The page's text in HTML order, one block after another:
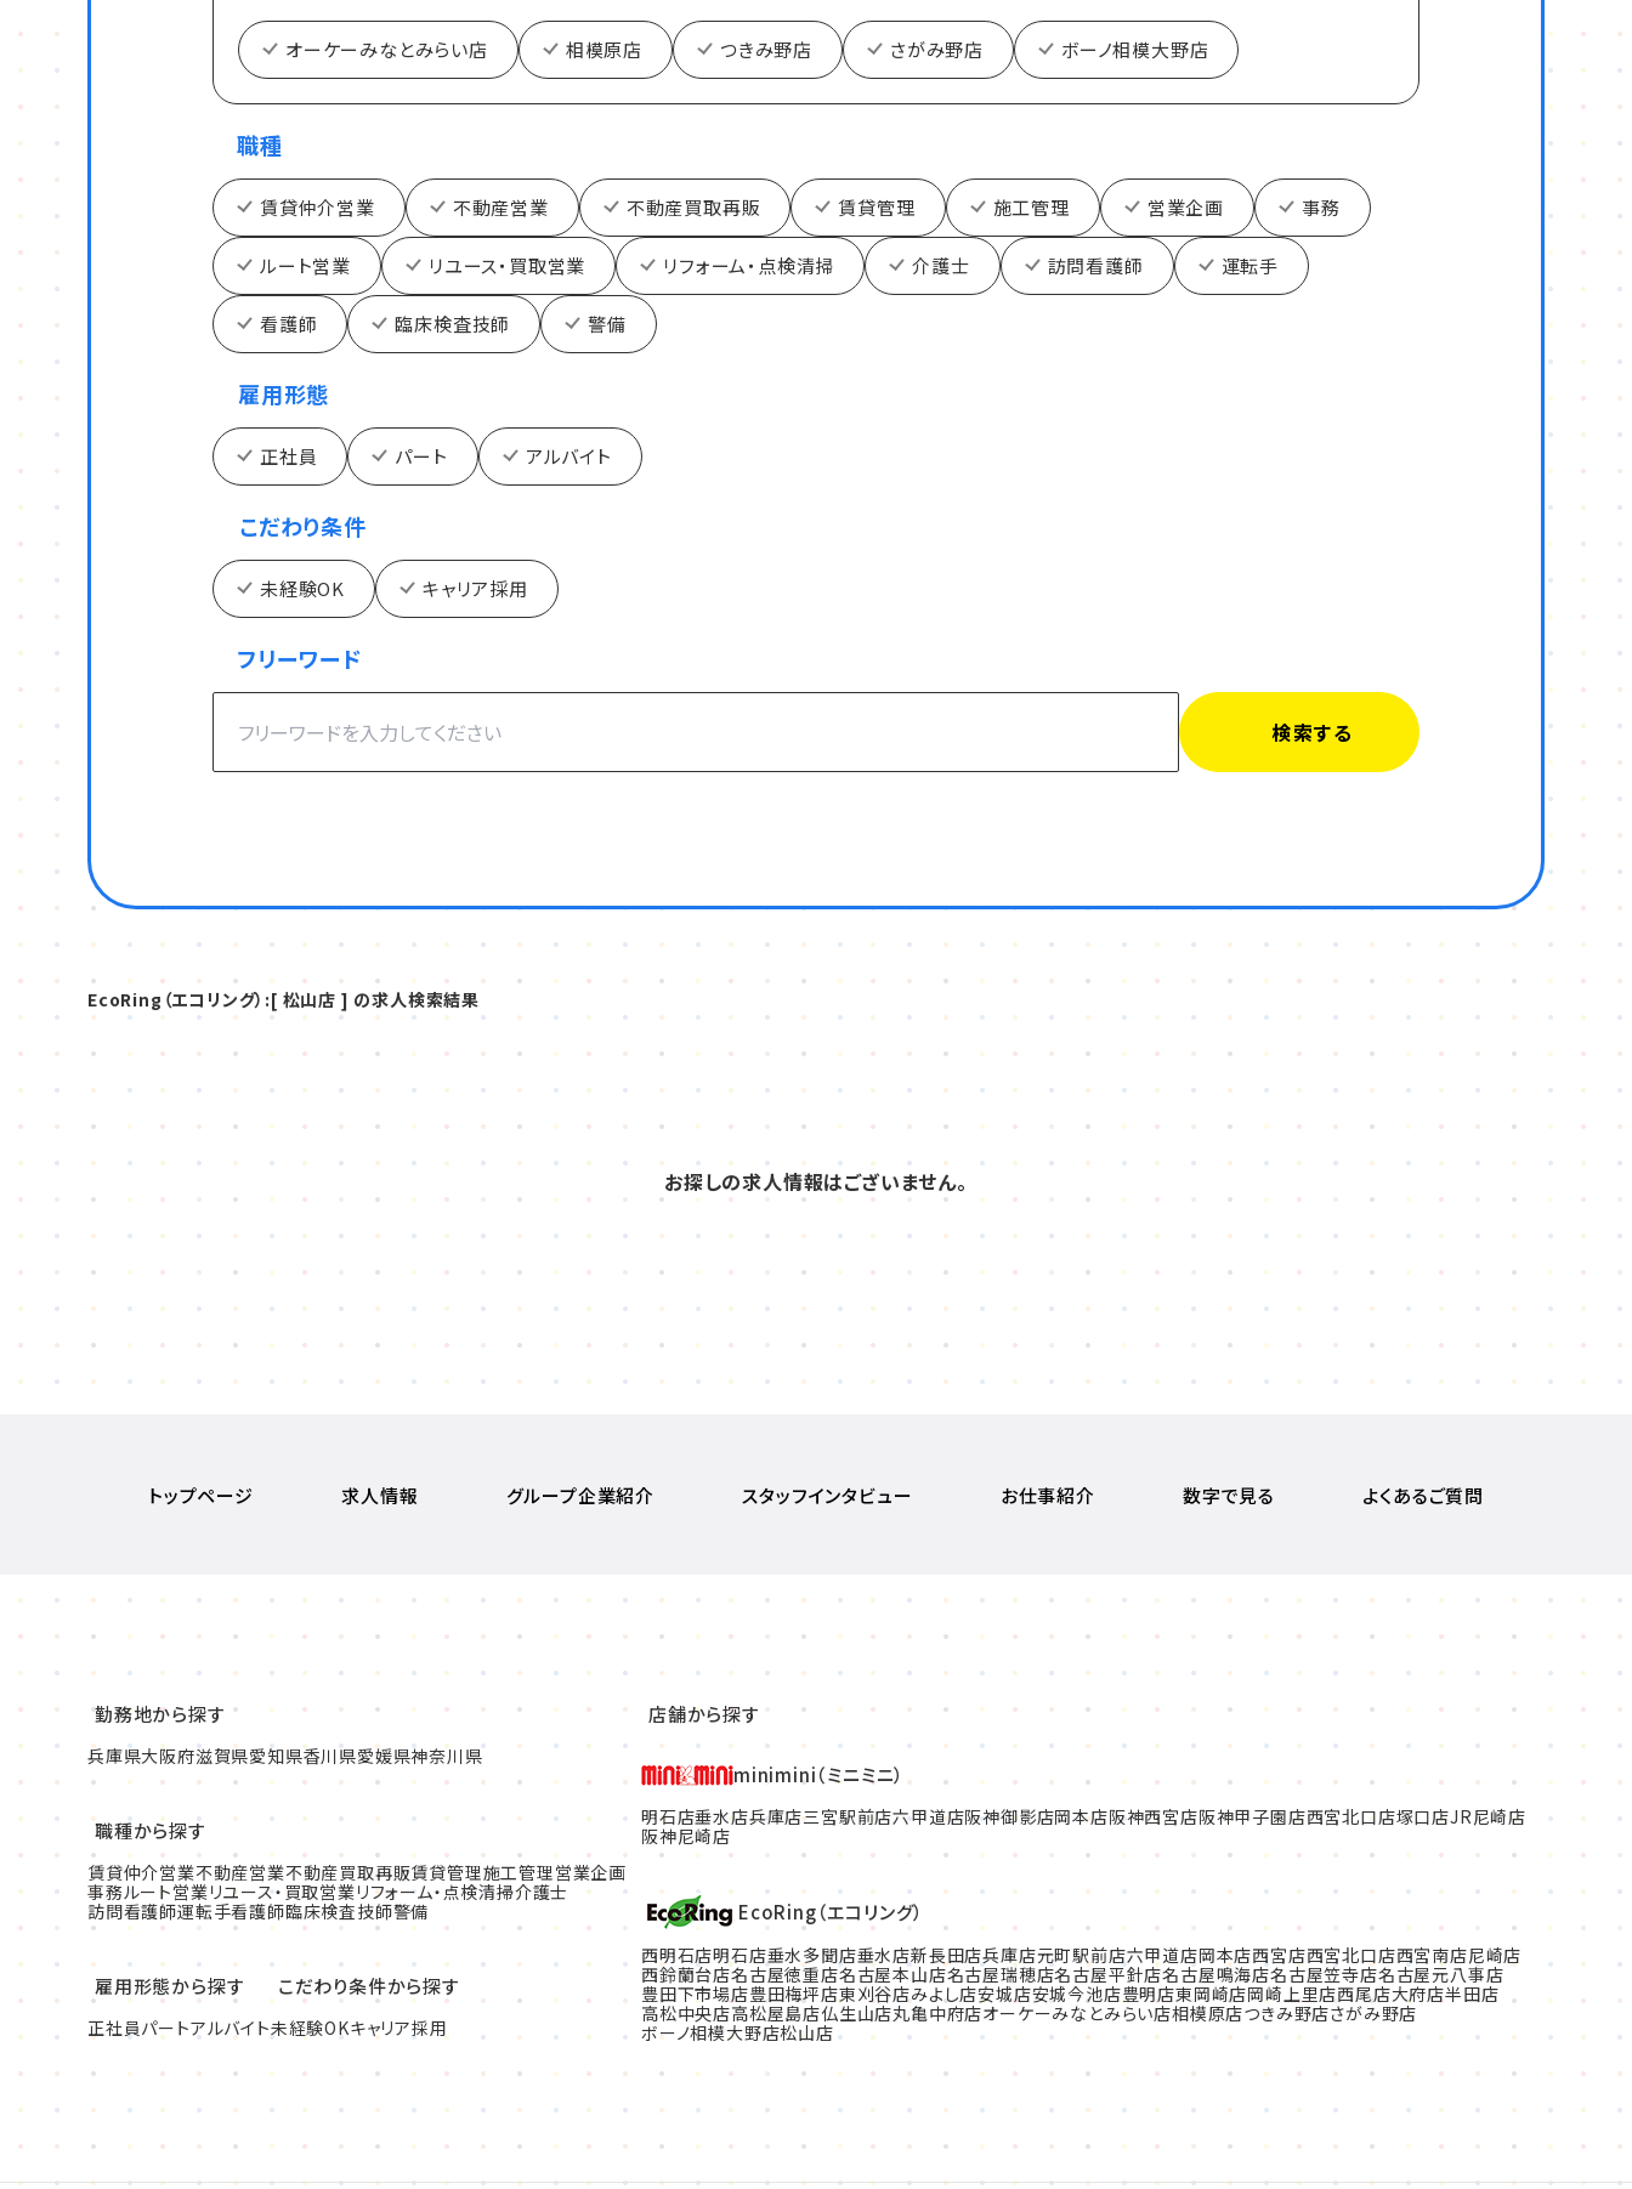
オーケーみなとみらい店 相模原店 つきみ野店 さがみ野店 ボーノ相模大野店
職種
賃貸仲介営業 不動産営業 不動産買取再販 賃貸管理 施工管理 営業企画 事務
ルート営業 リユース・買取営業 リフォーム・点検清掃 介護士 訪問看護師 運転手
看護師 臨床検査技師 警備
雇用形態
正社員 パート アルバイト
こだわり条件
未経験OK キャリア採用
フリーワード
EcoRing（エコリング）:[ 松山店 ] の求人検索結果
お探しの求人情報はございません。
トップページ 求人情報 グループ企業紹介 スタッフインタビュー お仕事紹介 数字で見る よくあるご質問
勤務地から探す
兵庫県大阪府滋賀県愛知県香川県愛媛県神奈川県
職種から探す
賃貸仲介営業不動産営業不動産買取再販賃貸管理施工管理営業企画
事務ルート営業リユース・買取営業リフォーム・点検清掃介護士
訪問看護師運転手看護師臨床検査技師警備
雇用形態から探す
正社員パートアルバイト
こだわり条件から探す
未経験OKキャリア採用
店舗から探す
minimini（ミニミニ）
明石店垂水店兵庫店三宮駅前店六甲道店阪神御影店岡本店阪神西宮店阪神甲子園店西宮北口店塚口店JR尼崎店
阪神尼崎店
EcoRing（エコリング）
西明石店明石店垂水多聞店垂水店新長田店兵庫店元町駅前店六甲道店岡本店西宮店西宮北口店西宮南店尼崎店
西鈴蘭台店名古屋徳重店名古屋本山店名古屋瑞穂店名古屋平針店名古屋鳴海店名古屋笠寺店名古屋元八事店
豊田下市場店豊田梅坪店東刈谷店みよし店安城店安城今池店豊明店東岡崎店岡崎上里店西尾店大府店半田店
高松中央店高松屋島店仏生山店丸亀中府店オーケーみなとみらい店相模原店つきみ野店さがみ野店
ボーノ相模大野店松山店